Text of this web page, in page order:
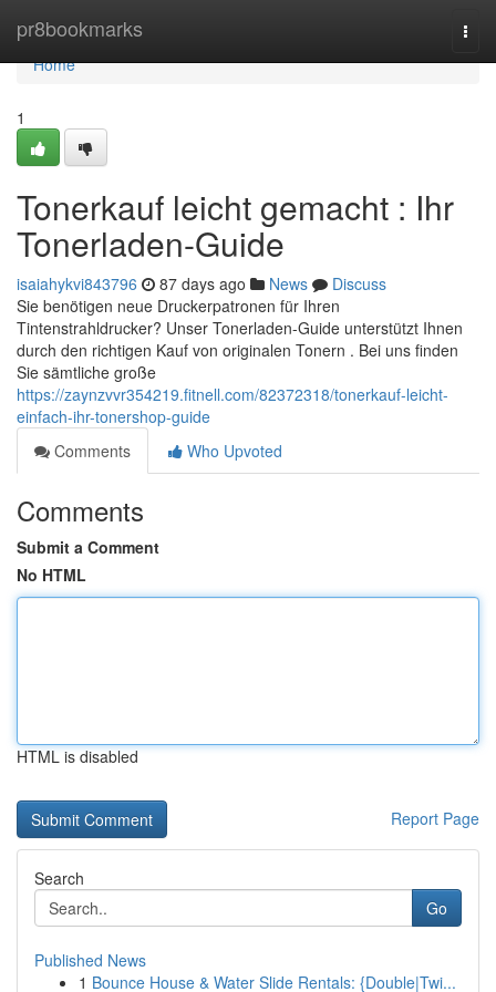
pr8bookmarks
Home
Home
1
Tonerkauf leicht gemacht : Ihr
Tonerladen-Guide
isaiahykvi843796 87 days ago News
Discuss
Sie benötigen neue Druckerpatronen für Ihren
Tintenstrahldrucker? Unser Tonerladen-Guide unterstützt Ihnen
durch den richtigen Kauf von originalen Tonern . Bei uns finden
Sie sämtliche große
https://zaynzvvr354219.fitnell.com/82372318/tonerkauf-leicht-
einfach-ihr-tonershop-guide
Comments
Who Upvoted
Comments
Submit a Comment
No HTML
HTML is disabled
Report Page
Search
Go
Published News
1 Bounce House & Water Slide Rentals: {Double|Twi...